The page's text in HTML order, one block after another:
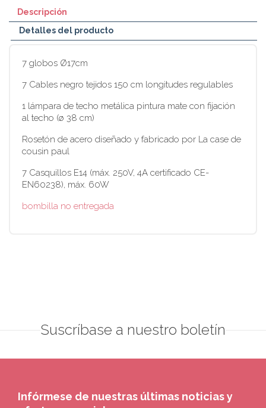
Descripción
Detalles del producto
7 globos Ø17cm
7 Cables negro tejidos 150 cm longitudes regulables
1 lámpara de techo metálica pintura mate con fijación
al techo (ø 38 cm)
Rosetón de acero diseñado y fabricado por La case de
cousin paul
7 Casquillos E14 (máx. 250V, 4A certificado CE-
EN60238), máx. 60W
bombilla no entregada
Suscríbase a nuestro boletín
Infórmese de nuestras últimas noticias y